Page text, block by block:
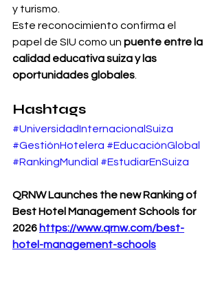
y turismo.
Este reconocimiento confirma el
papel de SIU como un puente entre la
calidad educativa suiza y las
oportunidades globales
Hashtags
#UniversidadInternacionalSuiza
#GestiónHotelera #EducaciónGlobal
#RankingMundial #EstudiarEnSuiza
QRNW Launches the new Ranking of
Best Hotel Management Schools for
2026 https://www.qrnw.com/best-
hotel-management-schools